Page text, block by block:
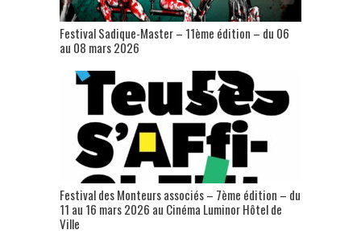
Festival Sadique-Master – 11ème édition – du 06
au 08 mars 2026
Festival des Monteurs associés – 7ème édition – du
11 au 16 mars 2026 au Cinéma Luminor Hôtel de
Ville